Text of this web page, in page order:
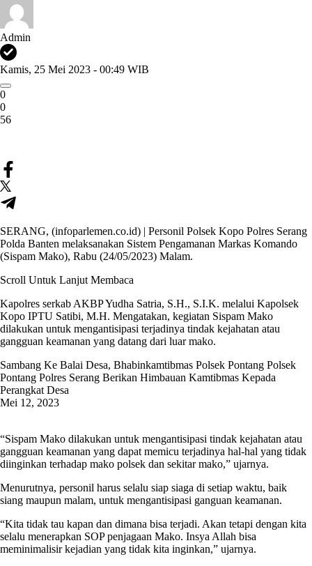
Admin
Kamis, 25 Mei 2023 - 00:49 WIB
0
0
56
SERANG, (infoparlemen.co.id) | Personil Polsek Kopo Polres Serang
Polda Banten melaksanakan Sistem Pengamanan Markas Komando
(Sispam Mako), Rabu (24/05/2023) Malam.
Scroll Untuk Lanjut Membaca
Kapolres serkab AKBP Yudha Satria, S.H., S.I.K. melalui Kapolsek
Kopo IPTU Satibi, M.H. Mengatakan, kegiatan Sispam Mako
dilakukan untuk mengantisipasi terjadinya tindak kejahatan atau
gangguan keamanan yang datang dari luar mako.
Sambang Ke Balai Desa, Bhabinkamtibmas Polsek Pontang Polsek
Pontang Polres Serang Berikan Himbauan Kamtibmas Kepada
Perangkat Desa
Mei 12, 2023
“Sispam Mako dilakukan untuk mengantisipasi tindak kejahatan atau
gangguan keamanan yang dapat memicu terjadinya hal-hal yang tidak
diinginkan terhadap mako polsek dan sekitar mako,” ujarnya.
Menurutnya, personil harus selalu siap siaga di setiap waktu, baik
siang maupun malam, untuk mengantisipasi ganguan keamanan.
“Kita tidak tau kapan dan dimana bisa terjadi. Akan tetapi dengan kita
selalu menerapkan SOP penjagaan Mako. Insya Allah bisa
meminimalisir kejadian yang tidak kita inginkan,” ujarnya.